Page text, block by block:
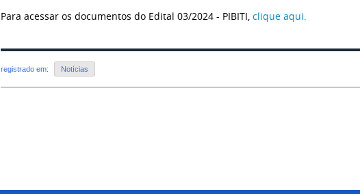
Para acessar os documentos do Edital 03/2024 - PIBITI, clique aqui.
registrado em: Notícias